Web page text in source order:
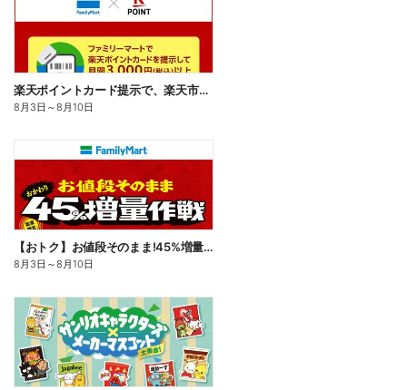
楽天ポイントカード提示で、楽天市場でのお買い物がおトクに!
8月3日 ～8月10日
【おトク】お値段そのまま!45%増量作戦!
8月3日 ～8月10日